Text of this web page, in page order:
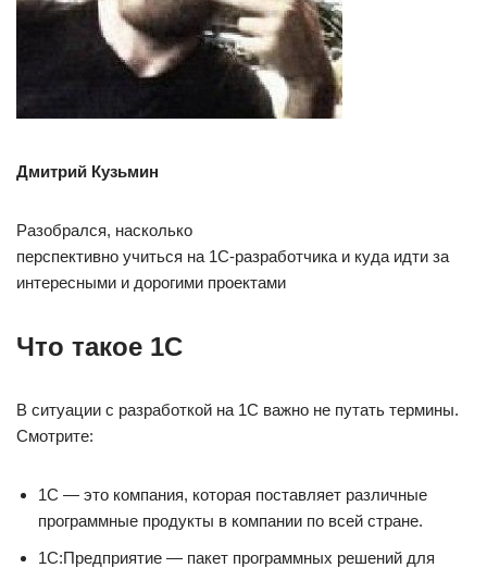
Дмитрий Кузьмин
Разобрался, насколько
перспективно учиться на 1С-разработчика и куда идти за
интересными и дорогими проектами
Что такое 1С
В ситуации с разработкой на 1С важно не путать термины.
Смотрите:
1С — это компания, которая поставляет различные
программные продукты в компании по всей стране.
1С:Предприятие — пакет программных решений для